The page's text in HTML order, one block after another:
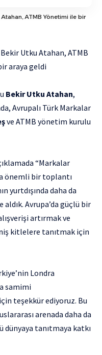
ATMB Yönetimi ile bir
Utku Atahan, ATMB
araya geldi
u Bekir Utku Atahan,
Avrupalı Türk Markalar
ve ATMB yönetim kurulu
“Markalar
önemli bir toplantı
yurtdışında daha da
aldık. Avrupa’da güçlü bir
artırmak ve
kitlelere tanıtmak için
Londra
samimi
teşekkür ediyoruz. Bu
arenada daha da
dünyaya tanıtmaya katkı